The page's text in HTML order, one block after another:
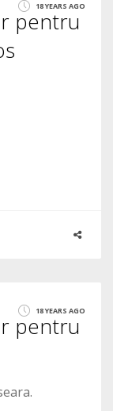
18 YEARS AGO
pentru
18 YEARS AGO
pentru